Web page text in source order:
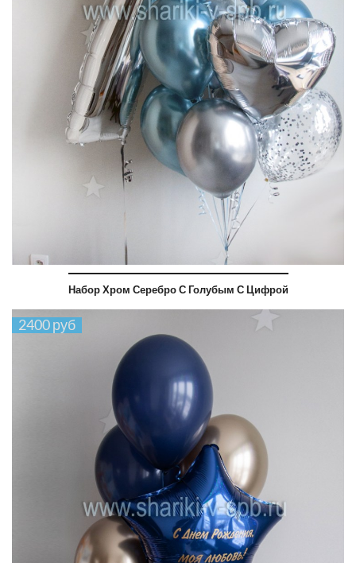
Набор Хром Серебро С Голубым С Цифрой
2400 руб